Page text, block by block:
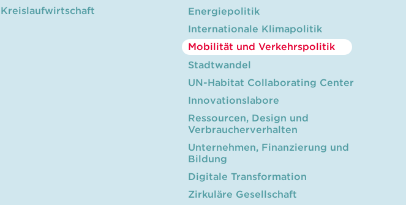
Kreislaufwirtschaft
Energiepolitik
Internationale Klimapolitik
Mobilität und Verkehrspolitik
Stadtwandel
UN-Habitat Collaborating Center
Innovationslabore
Ressourcen, Design und
Verbraucherverhalten
Unternehmen, Finanzierung und
Bildung
Digitale Transformation
Zirkuläre Gesellschaft